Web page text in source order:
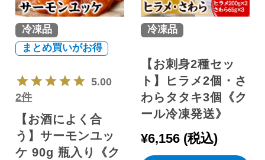
冷凍品
まとめ買いがお得
5.00
2件
【お酒によく合
う】サーモンユッ
ケ 90g 瓶入り《ク
冷凍品
【お刺身2種セッ
ト】ヒラメ2個・さ
わらタタキ3個《ク
ール冷凍発送》
¥6,156 税込